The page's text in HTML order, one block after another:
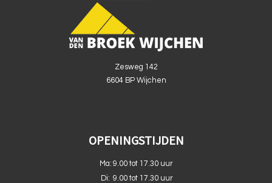
Zesweg 142
6604 BP Wijchen
OPENINGSTIJDEN
Ma: 9.00 tot 17.30 uur
Di: 9.00 tot 17.30 uur